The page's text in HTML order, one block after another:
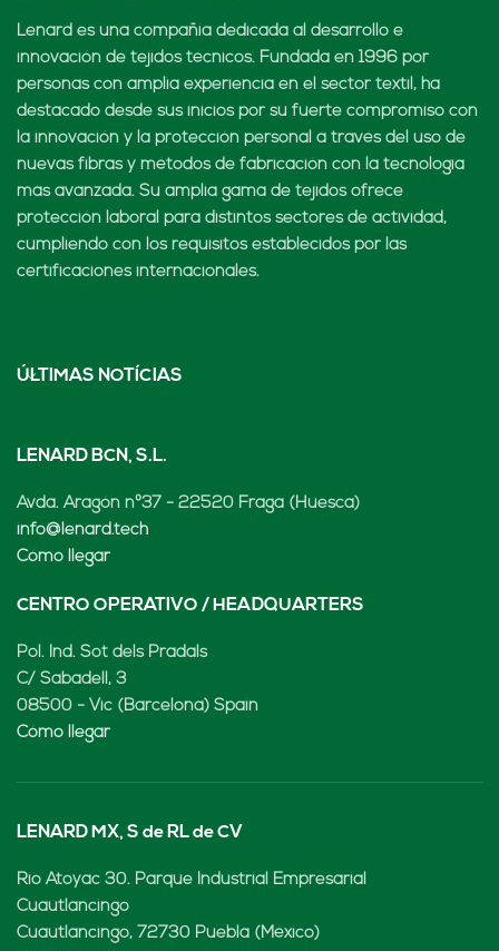
Lenard es una compañía dedicada al desarrollo e
innovación de tejidos técnicos. Fundada en 1996 por
personas con amplia experiencia en el sector textil, ha
destacado desde sus inicios por su fuerte compromiso con
la innovación y la protección personal a través del uso de
nuevas fibras y métodos de fabricación con la tecnología
más avanzada. Su amplia gama de tejidos ofrece
protección laboral para distintos sectores de actividad,
cumpliendo con los requisitos establecidos por las
certificaciones internacionales.
ÚLTIMAS NOTÍCIAS
LENARD BCN, S.L.
Avda. Aragón nº37 - 22520 Fraga (Huesca)
info@lenard.tech
Cómo llegar
CENTRO OPERATIVO / HEADQUARTERS
Pol. Ind. Sot dels Pradals
C/ Sabadell, 3
08500 - Vic (Barcelona) Spain
Cómo llegar
LENARD MX, S de RL de CV
Rio Atoyac 30. Parque Industrial Empresarial
Cuautlancingo
Cuautlancingo, 72730 Puebla (México)